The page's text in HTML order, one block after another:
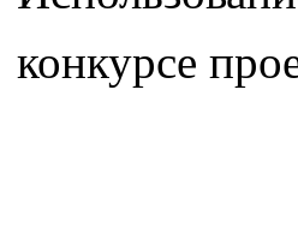
конкурсе